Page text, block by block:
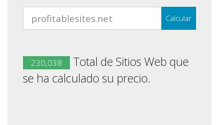
Calcular
230,038
Total de Sitios Web que
se ha calculado su precio.